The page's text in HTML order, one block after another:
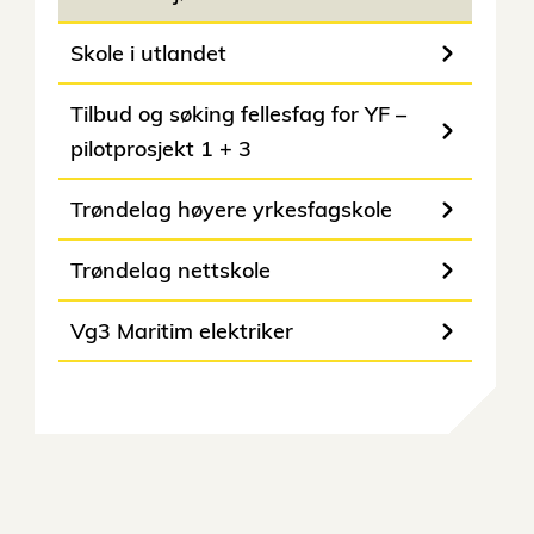
Skole i utlandet
Tilbud og søking fellesfag for YF –
pilotprosjekt 1 + 3
Trøndelag høyere yrkesfagskole
Trøndelag nettskole
Vg3 Maritim elektriker